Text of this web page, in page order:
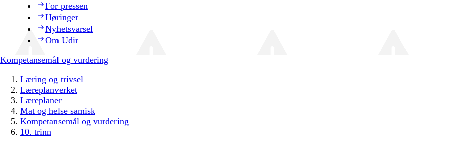
For pressen
Høringer
Nyhetsvarsel
Om Udir
Kompetansemål og vurdering
Læring og trivsel
Læreplanverket
Læreplaner
Mat og helse samisk
Kompetansemål og vurdering
10. trinn